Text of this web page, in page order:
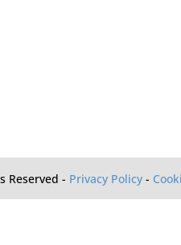
Reserved - Privacy Policy-